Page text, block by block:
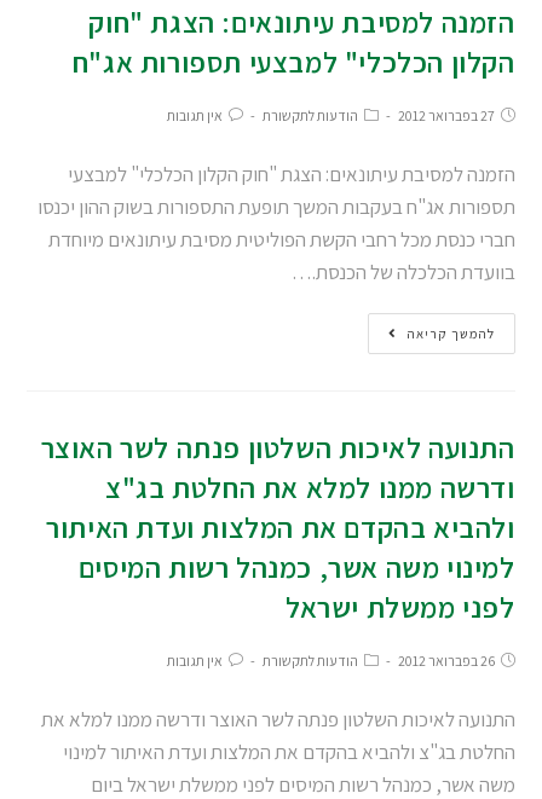
הזמנה למסיבת עיתונאים: הצגת "חוק
הקלון הכלכלי" למבצעי תספורות אג"ח
27 בפברואר 2012 הודעות לתקשורת אין תגובות
הזמנה למסיבת עיתונאים: הצגת "חוק הקלון הכלכלי" למבצעי
תספורות אג"ח בעקבות המשך תופעת התספורות בשוק ההון יכנסו
חברי כנסת מכל רחבי הקשת הפוליטית מסיבת עיתונאים מיוחדת
בוועדת הכלכלה של הכנסת.…
להמשך קריאה
התנועה לאיכות השלטון פנתה לשר האוצר
ודרשה ממנו למלא את החלטת בג"צ
ולהביא בהקדם את המלצות ועדת האיתור
למינוי משה אשר, כמנהל רשות המיסים
לפני ממשלת ישראל
26 בפברואר 2012 הודעות לתקשורת אין תגובות
התנועה לאיכות השלטון פנתה לשר האוצר ודרשה ממנו למלא את
החלטת בג"צ ולהביא בהקדם את המלצות ועדת האיתור למינוי
משה אשר, כמנהל רשות המיסים לפני ממשלת ישראל ביום